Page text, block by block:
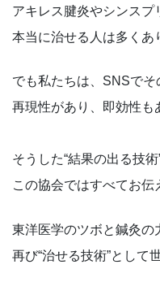
アキレス腱炎やシンスプ
本当に治せる人は多くあ
でも私たちは、SNSでそ
再現性があり、即効性
そうした“結果の出る技術
この協会ではすべてお伝
東洋医学のツボと鍼灸の
再び“治せる技術”として